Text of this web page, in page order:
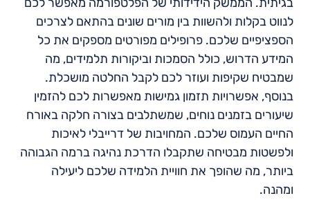
לנווט בקלות ולהשוות בין מורים שונים בהתאם לצרכים
הספציפיים שלכם. פרופילים מפורטים מספקים את כל
המידע הדרוש, כולל הסמכות וביקורות תלמידים, מה
שמבטיח שקיפות ועוזר לכם לקבל החלטה מושכלת.
בנוסף, אפשרויות תזמון גמישות מאפשרות לכם להזמין
שיעורים בזמנים נוחים, שמשתלבים בצורה חלקה באורח
החיים העמוס שלכם. המחויבות של דרייבלי לאיכות
ולפשטות מבטיחה שתקבלו הדרכת נהיגה ברמה הגבוהה
ביותר, מה שהופך את חוויית הלמידה שלכם ליעילה
ומהנה.